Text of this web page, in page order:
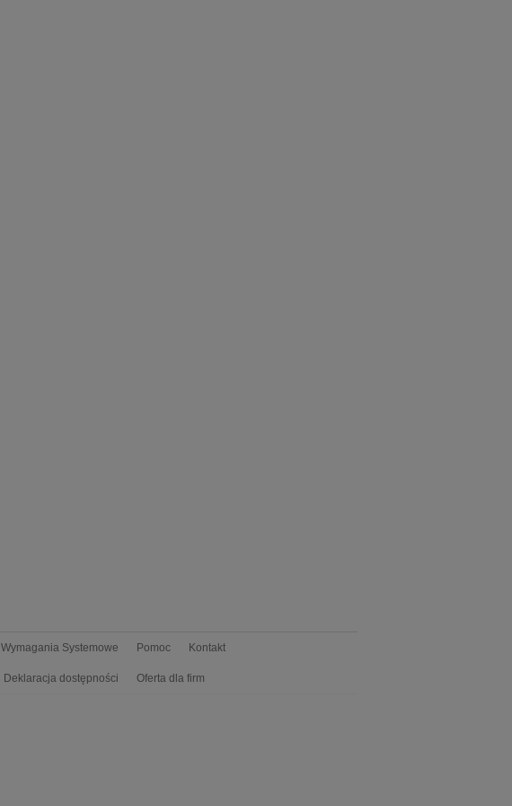
Wymagania Systemowe Pomoc Kontakt
Deklaracja dostępności Oferta dla firm